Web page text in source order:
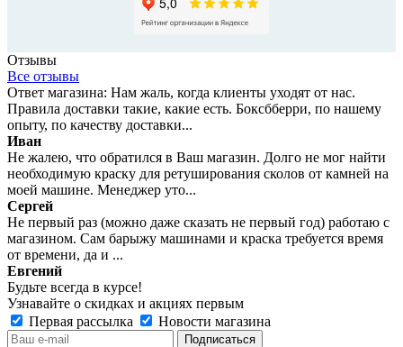
Отзывы
Все отзывы
Ответ магазина: Нам жаль, когда клиенты уходят от нас.
Правила доставки такие, какие есть. Боксбберри, по нашему
опыту, по качеству доставки...
Иван
Не жалею, что обратился в Ваш магазин. Долго не мог найти
необходимую краску для ретуширования сколов от камней на
моей машине. Менеджер уто...
Сергей
Не первый раз (можно даже сказать не первый год) работаю с
магазином. Сам барыжу машинами и краска требуется время
от времени, да и ...
Евгений
Будьте всегда в курсе!
Узнавайте о скидках и акциях первым
Первая рассылка
Новости магазина